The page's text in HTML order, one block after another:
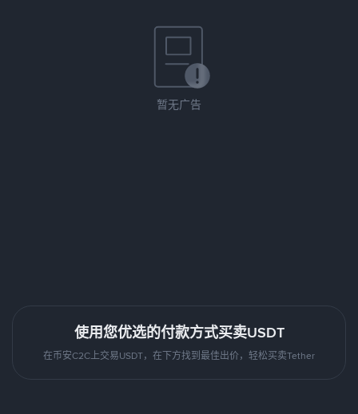
暂无广告
使用您优选的付款方式买卖USDT
在币安C2C上交易USDT，在下方找到最佳出价，轻松买卖Tether